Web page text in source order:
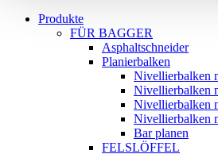
Produkte
FÜR BAGGER
Asphaltschneider
Planierbalken
Nivellierbalken
Nivellierbalken
Nivellierbalken
Nivellierbalken
Bar planen
FELSLÖFFEL